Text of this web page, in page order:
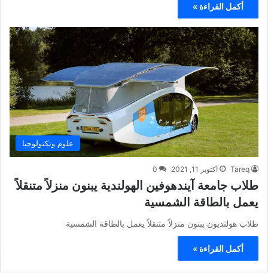
أكمل القراءة »
علوم وتكنولوجيا
Tareq أكتوبر 11, 2021 0
طلاب جامعة آيندهوفين الهولندية يبنون منزلاً متنقلاً
يعمل بالطاقة الشمسية
طلاب هولنديون يبنون منزلاً متنقلاً يعمل بالطاقة الشمسية
أكمل القراءة »